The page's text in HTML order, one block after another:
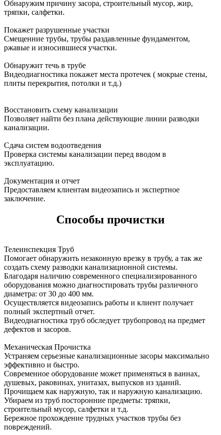
Обнаружим причину засора, cтроительный мусор, жир,
тряпки, салфетки.
Покажет разрушенные участки
Смещенние трубы, трубы раздавленные фундаментом,
ржавые и износившиеся участки.
Обнаружит течь в трубе
Видеодиагностика покажет места протечек ( мокрые стены,
плиты перекрытия, потолки и т.д.)
Восстановить схему канализации
Позволяет найти без плана действующие линии разводки
канализации.
Сдача систем водоотведения
Проверка системы канализации перед вводом в
эксплуатацию.
Документация и отчет
Предоставляем клиентам видеозапись и экспертное
заключение.
Способы прочистки
Телеинспекция Труб
Помогает обнаружить незаконную врезку в трубу, а так же
создать схему разводки канализационной системы.
Благодаря наличию современного специализированного
оборудования можно диагностировать трубы различного
диаметра: от 30 до 400 мм.
Осуществляется видеозапись работы и клиент получает
полный экспертный отчет.
Видеодиагностика труб обследует трубопровод на предмет
дефектов и засоров.
Механическая Прочистка
Устраняем серьезные канализационные засоры максимально
эффективно и быстро.
Современное оборудование может применяться в ваннах,
душевых, раковинах, унитазах, выпусков из зданий.
Прочищаем как наружную, так и наружную канализацию.
Убираем из труб посторонние предметы: тряпки,
строительный мусор, салфетки и т.д.
Бережное прохождение трудных участков трубы без
повреждений.